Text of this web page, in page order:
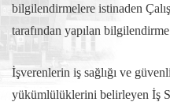
bilgilendirmelere istinaden
tarafından yapılan
İşverenlerin iş sağlığı ve
yükümlülüklerini belirleyen İş